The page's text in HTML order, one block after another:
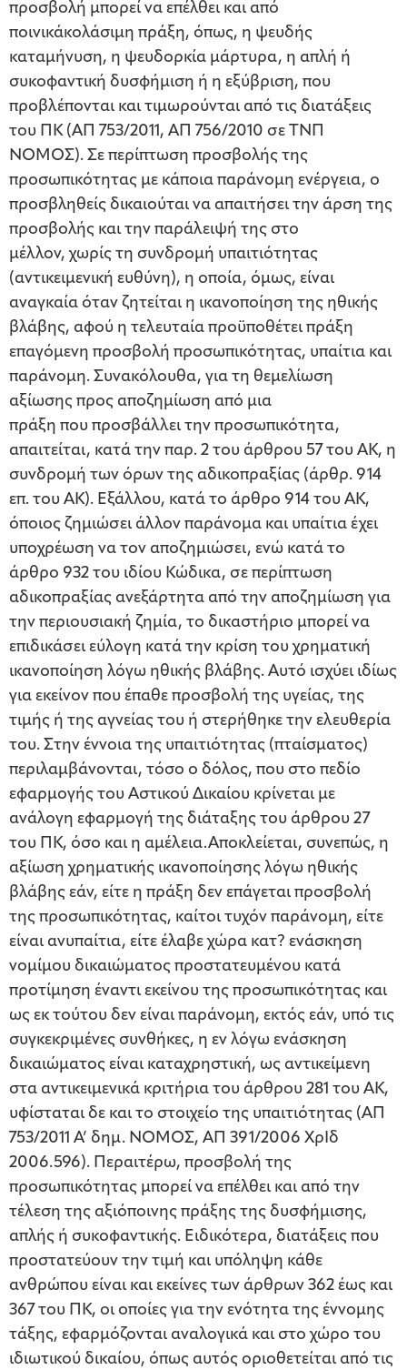
προσβολή μπορεί να επέλθει και από
ποινικάκολάσιμη πράξη, όπως, η ψευδής
καταμήνυση, η ψευδορκία μάρτυρα, η απλή ή
συκοφαντική δυσφήμιση ή η εξύβριση, που
προβλέπονται και τιμωρούνται από τις διατάξεις
του ΠΚ (ΑΠ 753/2011, ΑΠ 756/2010 σε ΤΝΠ
ΝΟΜΟΣ). Σε περίπτωση προσβολής της
προσωπικότητας με κάποια παράνομη ενέργεια, ο
προσβληθείς δικαιούται να απαιτήσει την άρση της
προσβολής και την παράλειψή της στο
μέλλον, χωρίς τη συνδρομή υπαιτιότητας
(αντικειμενική ευθύνη), η οποία, όμως, είναι
αναγκαία όταν ζητείται η ικανοποίηση της ηθικής
βλάβης, αφού η τελευταία προϋποθέτει πράξη
επαγόμενη προσβολή προσωπικότητας, υπαίτια και
παράνομη. Συνακόλουθα, για τη θεμελίωση
αξίωσης προς αποζημίωση από μια
πράξη που προσβάλλει την προσωπικότητα,
απαιτείται, κατά την παρ. 2 του άρθρου 57 του ΑΚ, η
συνδρομή των όρων της αδικοπραξίας (άρθρ. 914
επ. του ΑΚ). Εξάλλου, κατά το άρθρο 914 του ΑΚ,
όποιος ζημιώσει άλλον παράνομα και υπαίτια έχει
υποχρέωση να τον αποζημιώσει, ενώ κατά το
άρθρο 932 του ιδίου Κώδικα, σε περίπτωση
αδικοπραξίας ανεξάρτητα από την αποζημίωση για
την περιουσιακή ζημία, το δικαστήριο μπορεί να
επιδικάσει εύλογη κατά την κρίση του χρηματική
ικανοποίηση λόγω ηθικής βλάβης. Αυτό ισχύει ιδίως
για εκείνον που έπαθε προσβολή της υγείας, της
τιμής ή της αγνείας του ή στερήθηκε την ελευθερία
του. Στην έννοια της υπαιτιότητας (πταίσματος)
περιλαμβάνονται, τόσο ο δόλος, που στο πεδίο
εφαρμογής του Αστικού Δικαίου κρίνεται με
ανάλογη εφαρμογή της διάταξης του άρθρου 27
του ΠΚ, όσο και η αμέλεια.Αποκλείεται, συνεπώς, η
αξίωση χρηματικής ικανοποίησης λόγω ηθικής
βλάβης εάν, είτε η πράξη δεν επάγεται προσβολή
της προσωπικότητας, καίτοι τυχόν παράνομη, είτε
είναι ανυπαίτια, είτε έλαβε χώρα κατ? ενάσκηση
νομίμου δικαιώματος προστατευμένου κατά
προτίμηση έναντι εκείνου της προσωπικότητας και
ως εκ τούτου δεν είναι παράνομη, εκτός εάν, υπό τις
συγκεκριμένες συνθήκες, η εν λόγω ενάσκηση
δικαιώματος είναι καταχρηστική, ως αντικείμενη
στα αντικειμενικά κριτήρια του άρθρου 281 του ΑΚ,
υφίσταται δε και το στοιχείο της υπαιτιότητας (ΑΠ
753/2011 Α’ δημ. ΝΟΜΟΣ, ΑΠ 391/2006 ΧρΙδ
2006.596). Περαιτέρω, προσβολή της
προσωπικότητας μπορεί να επέλθει και από την
τέλεση της αξιόποινης πράξης της δυσφήμισης,
απλής ή συκοφαντικής. Ειδικότερα, διατάξεις που
προστατεύουν την τιμή και υπόληψη κάθε
ανθρώπου είναι και εκείνες των άρθρων 362 έως και
367 του ΠΚ, οι οποίες για την ενότητα της έννομης
τάξης, εφαρμόζονται αναλογικά και στο χώρο του
ιδιωτικού δικαίου, όπως αυτός οριοθετείται από τις